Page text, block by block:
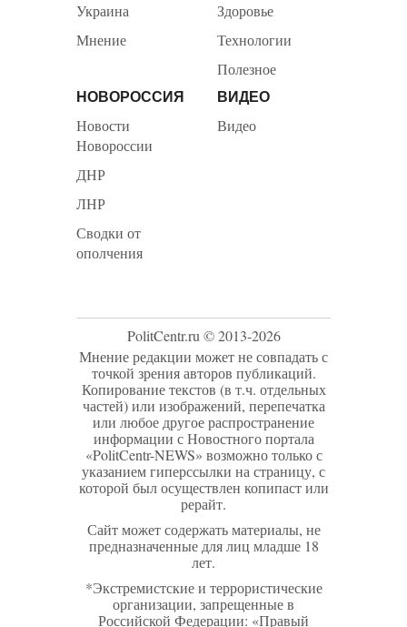
Украина
Мнение
Здоровье
Технологии
Полезное
НОВОРОССИЯ
Новости
Новороссии
ДНР
ЛНР
Сводки от
ополчения
ВИДЕО
Видео
PolitCentr.ru © 2013-2026
Мнение редакции может не совпадать с
точкой зрения авторов публикаций.
Копирование текстов (в т.ч. отдельных
частей) или изображений, перепечатка
или любое другое распространение
информации с Новостного портала
«PolitCentr-NEWS» возможно только с
указанием гиперссылки на страницу, с
которой был осуществлен копипаст или
рерайт.
Сайт может содержать материалы, не
предназначенные для лиц младше 18
лет.
*Экстремистские и террористические
организации, запрещенные в
Российской Федерации: «Правый